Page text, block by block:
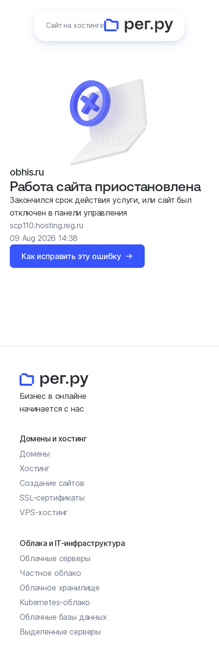
Сайт на хостинге
obhis.ru
Работа сайта приостановлена
Закончился срок действия услуги, или сайт был
отключен в панели управления
scp110.hosting.reg.ru
09 Aug 2026 14:38
Как исправить эту ошибку
Бизнес в онлайне
начинается с нас
Домены и хостинг
Домены
Хостинг
Создание сайтов
SSL-сертификаты
VPS-хостинг
Облака и IT-инфраструктура
Облачные серверы
Частное облако
Облачное хранилище
Kubernetes-облако
Облачные базы данных
Выделенные серверы